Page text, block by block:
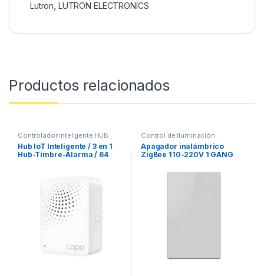
Lutron LUTRON ELECTRONICS
Productos relacionados
Controlador Inteligente HUB
Hub IoT Inteligente / 3 en 1
Hub-Timbre-Alarma / 64
Material V-0 UL94
Control de Iluminación
Apagador inalámbrico
ZigBee 110-220V 1 GANG